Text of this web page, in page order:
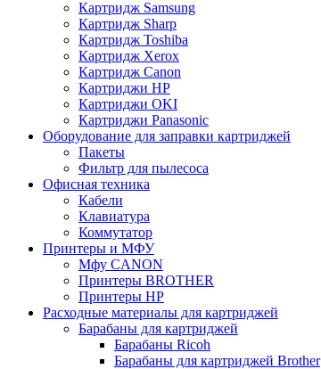
Картридж Samsung
Картридж Sharp
Картридж Toshiba
Картридж Xerox
Картридж Сanon
Картриджи HP
Картриджи OKI
Картриджи Panasonic
Оборудование для заправки картриджей
Пакеты
Фильтр для пылесоса
Офисная техника
Кабели
Клавиатура
Коммутатор
Принтеры и МФУ
Мфу CANON
Принтеры BROTHER
Принтеры HP
Расходные материалы для картриджей
Барабаны для картриджей
Барабаны Ricoh
Барабаны для картриджей Brother